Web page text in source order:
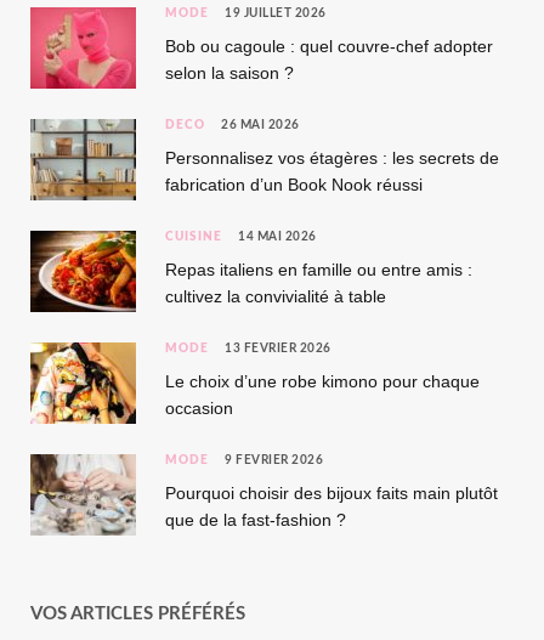
MODE 19 JUILLET 2026
Bob ou cagoule : quel couvre-chef adopter
selon la saison ?
DÉCO 26 MAI 2026
Personnalisez vos étagères : les secrets de
fabrication d’un Book Nook réussi
CUISINE 14 MAI 2026
Repas italiens en famille ou entre amis :
cultivez la convivialité à table
MODE 13 FÉVRIER 2026
Le choix d’une robe kimono pour chaque
occasion
MODE 9 FÉVRIER 2026
Pourquoi choisir des bijoux faits main plutôt
que de la fast-fashion ?
VOS ARTICLES PRÉFÉRÉS